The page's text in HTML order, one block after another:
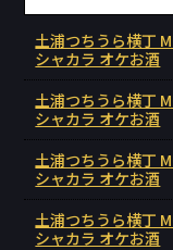
土浦つちうら横丁
シャカラ オケお酒
土浦つちうら横丁
シャカラ オケお酒
土浦つちうら横丁
シャカラ オケお酒
土浦つちうら横丁
シャカラ オケお酒